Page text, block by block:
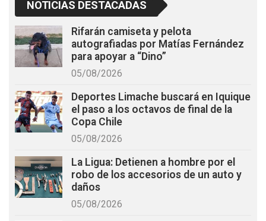
NOTICIAS DESTACADAS
Rifarán camiseta y pelota
autografiadas por Matías Fernández
para apoyar a “Dino”
05/08/2026
Deportes Limache buscará en Iquique
el paso a los octavos de final de la
Copa Chile
05/08/2026
La Ligua: Detienen a hombre por el
robo de los accesorios de un auto y
daños
05/08/2026